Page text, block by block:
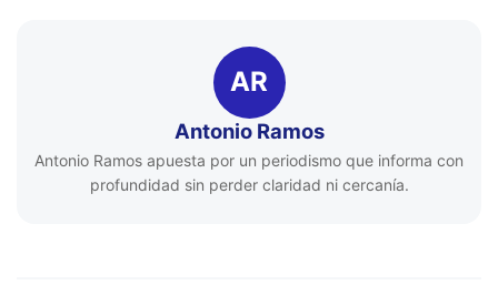
AR
Antonio Ramos
Antonio Ramos apuesta por un periodismo que informa con
profundidad sin perder claridad ni cercanía.